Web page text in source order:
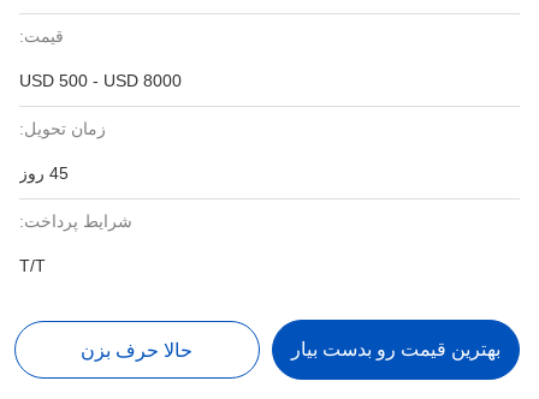
قیمت:
USD 500 - USD 8000
زمان تحویل:
45 روز
شرایط پرداخت:
T/T
بهترین قیمت رو بدست بیار حالا حرف بزن